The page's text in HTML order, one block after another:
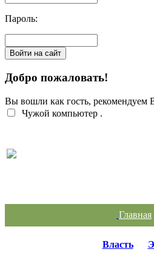
Пароль:
Добро пожаловать!
Вы вошли как гость, рекомендуем
Чужой компьютер .
Главная
Власть